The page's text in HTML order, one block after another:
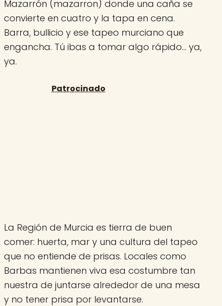
Mazarrón (mazarron) donde una caña se
convierte en cuatro y la tapa en cena.
Barra, bullicio y ese tapeo murciano que
engancha. Tú ibas a tomar algo rápido… ya,
ya.
La Región de Murcia es tierra de buen
comer: huerta, mar y una cultura del tapeo
que no entiende de prisas. Locales como
Barbas mantienen viva esa costumbre tan
nuestra de juntarse alrededor de una mesa
y no tener prisa por levantarse.